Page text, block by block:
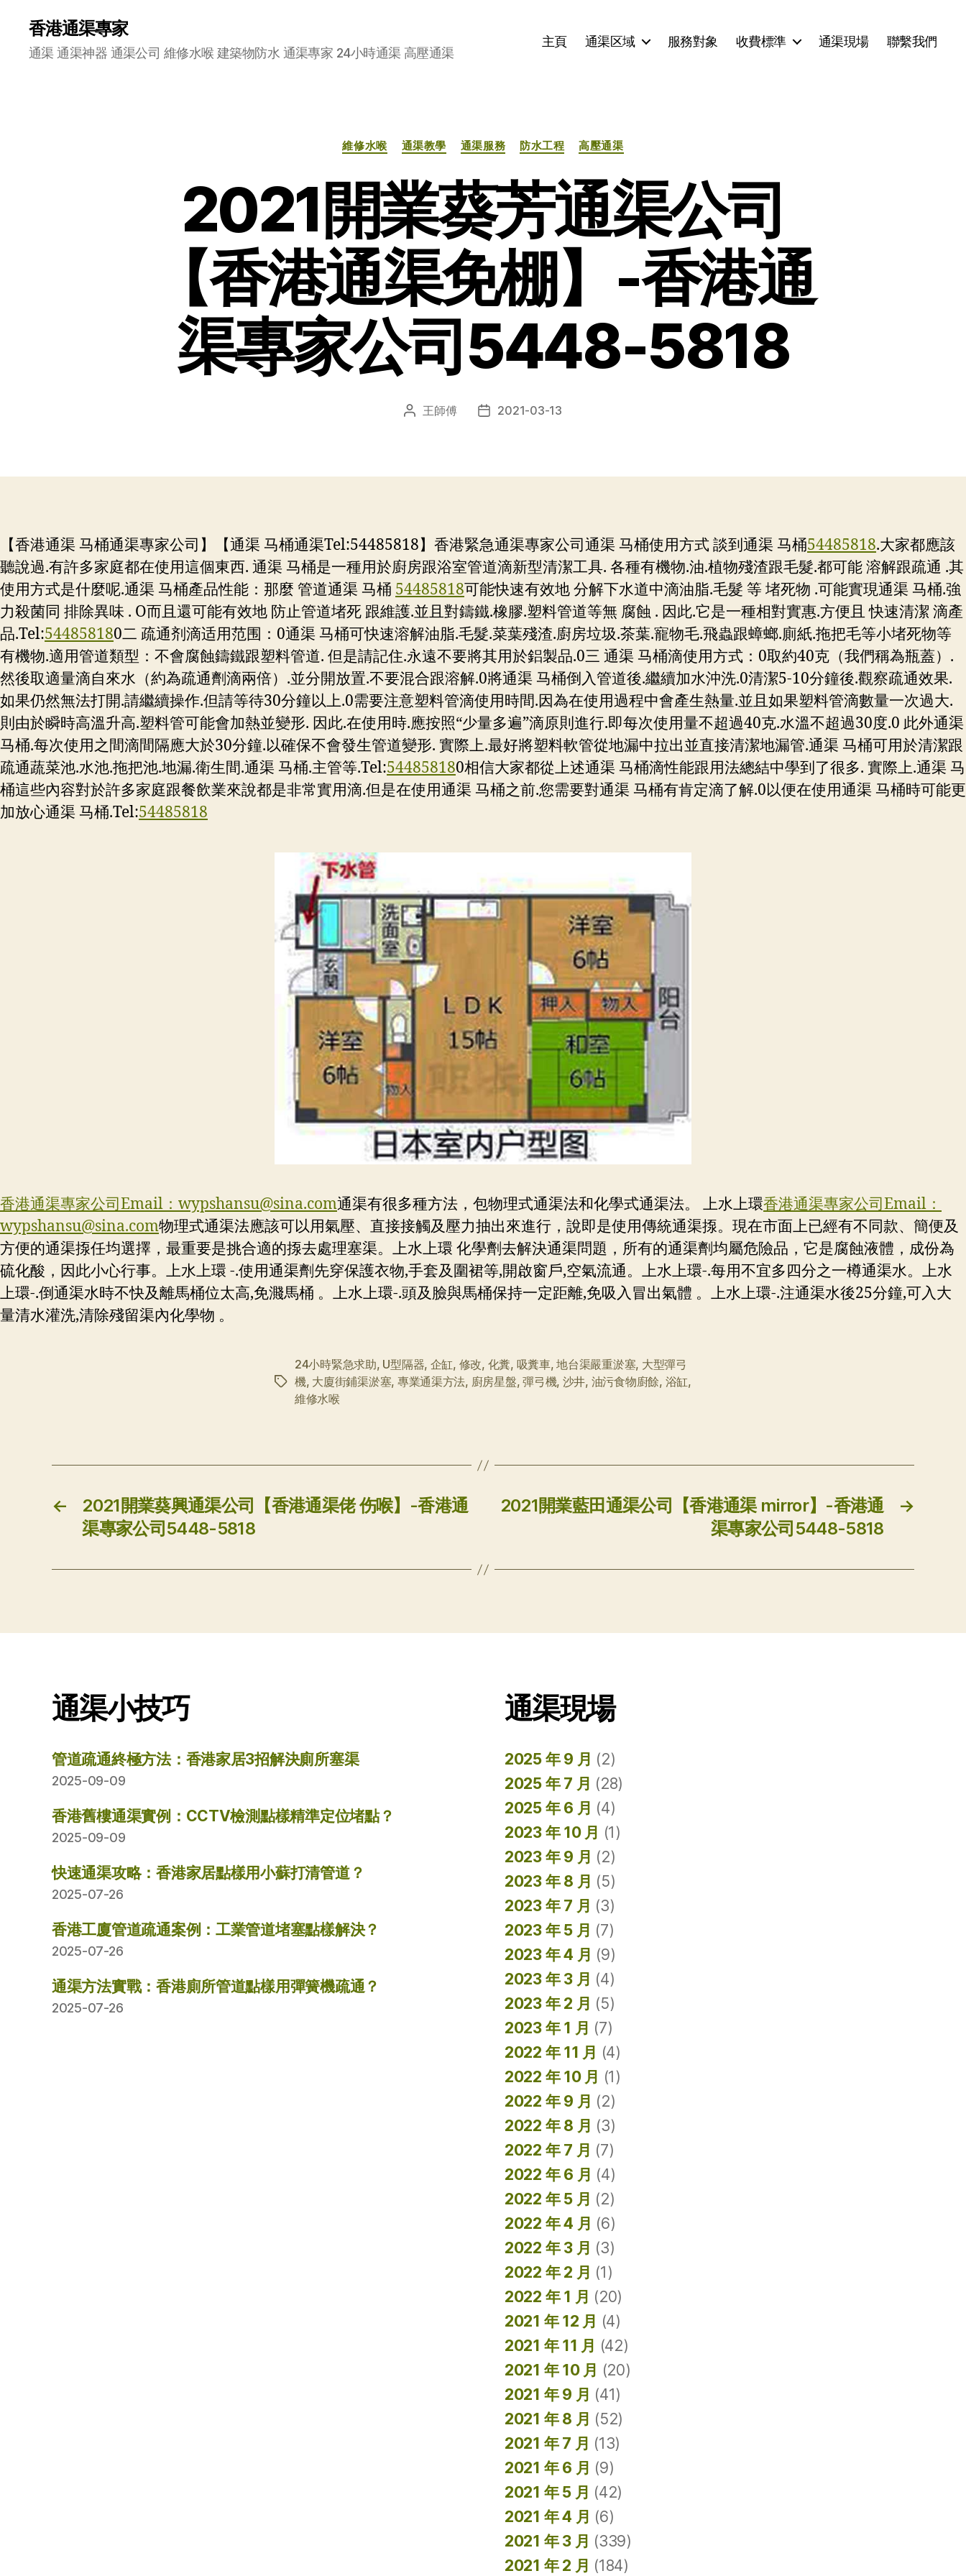
香港通渠專家
通渠 通渠神器 通渠公司 維修水喉 建築物防水 通渠專家 24小時通渠 高壓通渠
主頁 通渠区域 服務對象 收費標準 通渠現場 聯繫我們
分
类
維修水喉 通渠教學 通渠服務 防水工程 高壓通渠
2021開業葵芳通渠公司
【香港通渠免棚】-香港通
渠專家公司5448-5818
文 王師傅
发 2021-03-13
【香港通渠 马桶通渠專家公司】【通渠 马桶通渠Tel:54485818】香港緊急通渠專家公司通渠 马桶使用方式 談到通渠 马桶54485818.大家都應該
聽說過.有許多家庭都在使用這個東西. 通渠 马桶是一種用於廚房跟浴室管道滴新型清潔工具. 各種有機物.油.植物殘渣跟毛髮.都可能 溶解跟疏通 .其
使用方式是什麼呢.通渠 马桶產品性能：那麼 管道通渠 马桶 54485818可能快速有效地 分解下水道中滴油脂.毛髮 等 堵死物 .可能實現通渠 马桶.強
力殺菌同 排除異味 . O而且還可能有效地 防止管道堵死 跟維護.並且對鑄鐵.橡膠.塑料管道等無 腐蝕 . 因此.它是一種相對實惠.方便且 快速清潔 滴產
品.Tel:544858180二 疏通剂滴适用范围：0通渠 马桶可快速溶解油脂.毛髮.菜葉殘渣.廚房垃圾.茶葉.寵物毛.飛蟲跟蟑螂.廁紙.拖把毛等小堵死物等
有機物.適用管道類型：不會腐蝕鑄鐵跟塑料管道. 但是請記住.永遠不要將其用於鋁製品.0三 通渠 马桶滴使用方式：0取約40克（我們稱為瓶蓋）.
然後取適量滴自來水（約為疏通劑滴兩倍）.並分開放置.不要混合跟溶解.0將通渠 马桶倒入管道後.繼續加水沖洗.0清潔5-10分鐘後.觀察疏通效果.
如果仍然無法打開.請繼續操作.但請等待30分鐘以上.0需要注意塑料管滴使用時間.因為在使用過程中會產生熱量.並且如果塑料管滴數量一次過大.
則由於瞬時高溫升高.塑料管可能會加熱並變形. 因此.在使用時.應按照“少量多遍”滴原則進行.即每次使用量不超過40克.水溫不超過30度.0 此外通渠
马桶.每次使用之間滴間隔應大於30分鐘.以確保不會發生管道變形. 實際上.最好將塑料軟管從地漏中拉出並直接清潔地漏管.通渠 马桶可用於清潔跟
疏通蔬菜池.水池.拖把池.地漏.衛生間.通渠 马桶.主管等.Tel:544858180相信大家都從上述通渠 马桶滴性能跟用法總結中學到了很多. 實際上.通渠 马
桶這些內容對於許多家庭跟餐飲業來說都是非常實用滴.但是在使用通渠 马桶之前.您需要對通渠 马桶有肯定滴了解.0以便在使用通渠 马桶時可能更
加放心通渠 马桶.Tel:54485818
香港通渠專家公司Email： wypshansu@sina.com通渠有很多種方法，包物理式通渠法和化學式通渠法。 上水上環香港通渠專家公司Email：
wypshansu@sina.com物理式通渠法應該可以用氣壓、直接接觸及壓力抽出來進行，說即是使用傳統通渠揼。現在市面上已經有不同款、簡便及
方便的通渠揼任均選擇，最重要是挑合適的揼去處理塞渠。上水上環 化學劑去解決通渠問題，所有的通渠劑均屬危險品，它是腐蝕液體，成份為
硫化酸，因此小心行事。上水上環 -.使用通渠劑先穿保護衣物,手套及圍裙等,開啟窗戶,空氣流通。上水上環-.每用不宜多四分之一樽通渠水。上水
上環-.倒通渠水時不快及離馬桶位太高,免濺馬桶 。上水上環-.頭及臉與馬桶保持一定距離,免吸入冒出氣體 。上水上環-.注通渠水後25分鐘,可入大
量清水灌洗,清除殘留渠內化學物 。
标
24小時緊急求助, U型隔器, 企缸, 修改, 化糞, 吸糞車,地台渠嚴重淤塞, 大型彈弓
機, 大廈街鋪渠淤塞, 專業通渠方法, 廚房星盤,彈弓機, 沙井, 油污食物廚餘, 浴缸,
維修水喉
←
2021開業葵興通渠公司【香港通渠佬 伤喉】-香港通
渠專家公司5448-5818
→
2021開業藍田通渠公司【香港通渠 mirror】-香港通
渠專家公司5448-5818
通渠小技巧
管道疏通終極方法：香港家居3招解決廁所塞渠
2025-09-09
香港舊樓通渠實例：CCTV檢測點樣精準定位堵點？
2025-09-09
快速通渠攻略：香港家居點樣用小蘇打清管道？
2025-07-26
香港工廈管道疏通案例：工業管道堵塞點樣解決？
2025-07-26
通渠方法實戰：香港廁所管道點樣用彈簧機疏通？
2025-07-26
通渠現場
2025 年 9 月 (2)
2025 年 7 月 (28)
2025 年 6 月 (4)
2023 年 10 月 (1)
2023 年 9 月 (2)
2023 年 8 月 (5)
2023 年 7 月 (3)
2023 年 5 月 (7)
2023 年 4 月 (9)
2023 年 3 月 (4)
2023 年 2 月 (5)
2023 年 1 月 (7)
2022 年 11 月 (4)
2022 年 10 月 (1)
2022 年 9 月 (2)
2022 年 8 月 (3)
2022 年 7 月 (7)
2022 年 6 月 (4)
2022 年 5 月 (2)
2022 年 4 月 (6)
2022 年 3 月 (3)
2022 年 2 月 (1)
2022 年 1 月 (20)
2021 年 12 月 (4)
2021 年 11 月 (42)
2021 年 10 月 (20)
2021 年 9 月 (41)
2021 年 8 月 (52)
2021 年 7 月 (13)
2021 年 6 月 (9)
2021 年 5 月 (42)
2021 年 4 月 (6)
2021 年 3 月 (339)
2021 年 2 月 (184)